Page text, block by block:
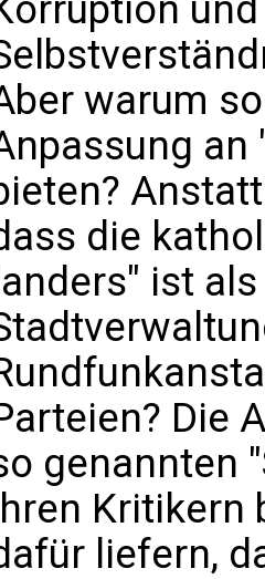
warum
an
die
ist
Die
genannten
Kritikern
liefern,